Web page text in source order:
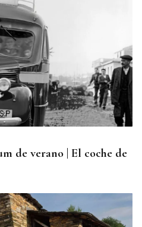
de verano | El coche de